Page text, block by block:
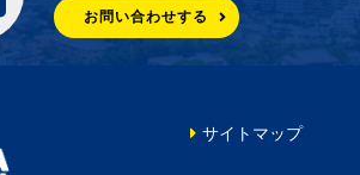
お問い合わせする
サイトマップ